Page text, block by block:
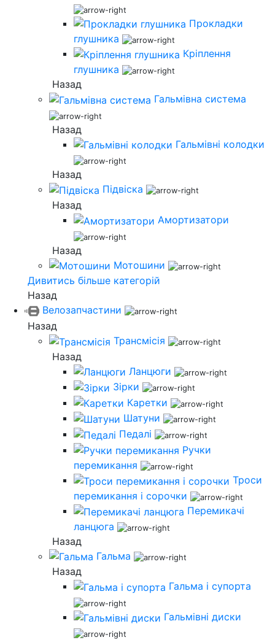
Прокладки
глушника
Кріплення
глушника
Назад
Гальмівна система
Назад
Гальмівні колодки
Назад
Підвіска
Назад
Амортизатори
Назад
Мотошини
Дивитись більше категорій
Назад
Велозапчастини
Назад
Трансмісія
Назад
Ланцюги
Зірки
Каретки
Шатуни
Педалі
Ручки
перемикання
Троси
перемикання і сорочки
Перемикачі
ланцюга
Назад
Гальма
Назад
Гальма і супорта
Гальмівні диски